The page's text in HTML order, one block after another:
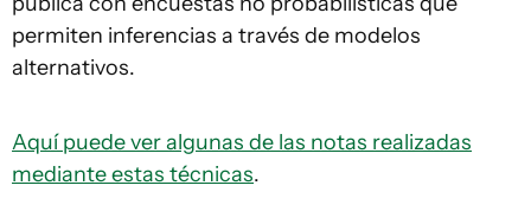
permiten inferencias a través de modelos
alternativos.
Aquí puede ver algunas de las notas realizadas
mediante estas técnicas.